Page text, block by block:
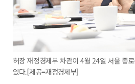
허장 재정경제부 차관이 4월 24일 서울 종
있다.[제공=재정경제부]